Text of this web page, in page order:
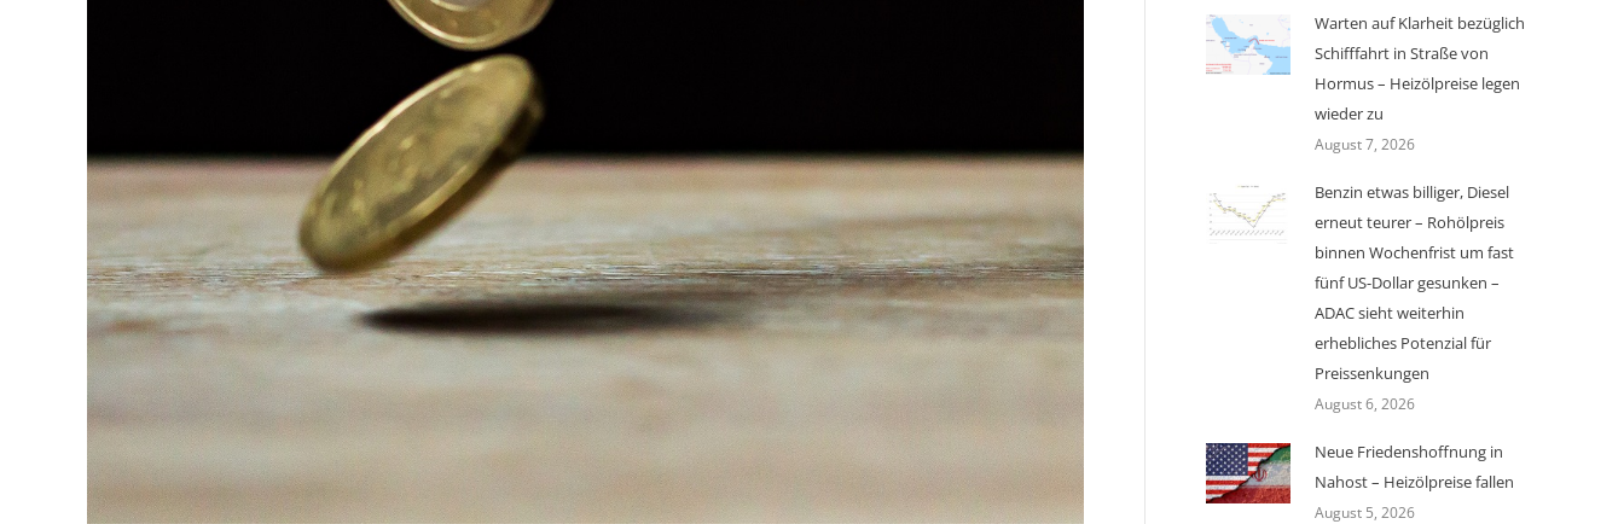
Warten auf Klarheit bezüglich
Schifffahrt in Straße von
Hormus – Heizölpreise legen
wieder zu
August 7, 2026
Benzin etwas billiger, Diesel
erneut teurer – Rohölpreis
binnen Wochenfrist um fast
fünf US-Dollar gesunken –
ADAC sieht weiterhin
erhebliches Potenzial für
Preissenkungen
August 6, 2026
Neue Friedenshoffnung in
Nahost – Heizölpreise fallen
August 5, 2026